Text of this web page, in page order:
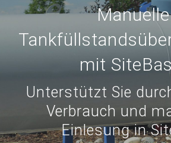
Manuelle
mit
Unterstützt Sie
Verbrauch und
Einlesung in